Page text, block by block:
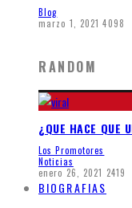
Blog
marzo 1, 2021 4098
RANDOM
¿QUE HACE QUE
Los Promotores
Noticias
enero 26, 2021 2419
BIOGRAFIAS